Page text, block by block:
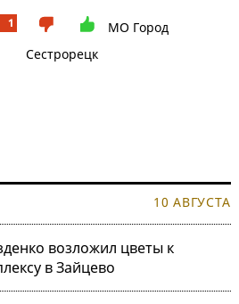
1
МО Город
Сестрорецк
10 АВГУСТА
возложил цветы к
в Зайцево